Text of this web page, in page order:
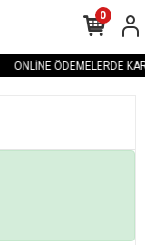
ONLİNE ÖDEMELERDE
0